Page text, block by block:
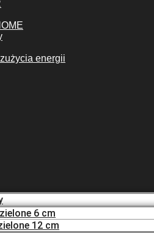
energii
6 cm
12 cm